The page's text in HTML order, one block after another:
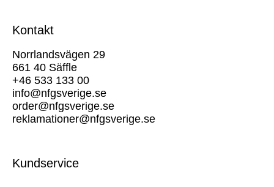
Kontakt
Norrlandsvägen 29
661 40 Säffle
+46 533 133 00
info@nfgsverige.se
order@nfgsverige.se
reklamationer@nfgsverige.se
Kundservice